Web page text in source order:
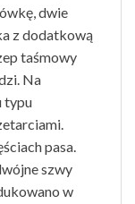
dwie
z dodatkową
taśmowy
Na
typu
pasa.
szwy
w